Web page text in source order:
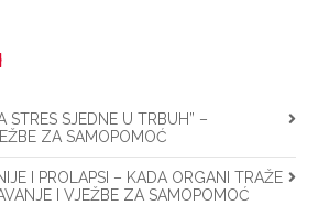
STRES SJEDNE U TRBUH” –
ZA SAMOPOMOĆ
I PROLAPSI – KADA ORGANI TRAŽE
I VJEŽBE ZA SAMOPOMOĆ